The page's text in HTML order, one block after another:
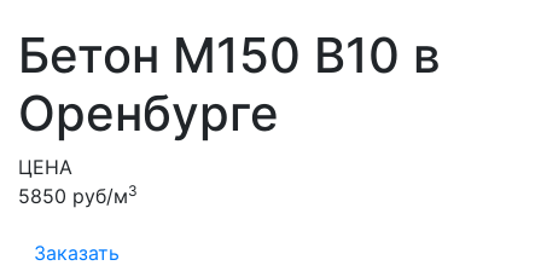
Бетон М150 В10 в
Оренбурге
ЦЕНА
5850 руб/м3
Заказать